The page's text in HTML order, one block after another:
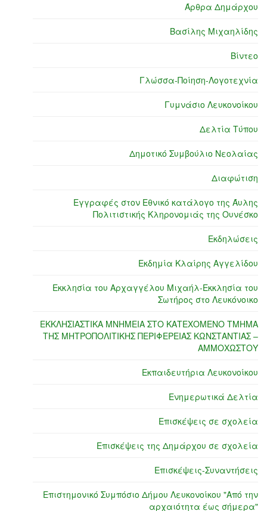
Άρθρα Δημάρχου
Βασίλης Μιχαηλίδης
Βίντεο
Γλώσσα-Ποίηση-Λογοτεχνία
Γυμνάσιο Λευκονοίκου
Δελτία Τύπου
Δημοτικό Συμβούλιο Νεολαίας
Διαφώτιση
Εγγραφές στον Εθνικό κατάλογο της Άυλης
Πολιτιστικής Κληρονομιάς της Ουνέσκο
Εκδηλώσεις
Εκδημία Κλαίρης Αγγελίδου
Εκκλησία του Αρχαγγέλου Μιχαήλ-Εκκλησία του
Σωτήρος στο Λευκόνοικο
ΕΚΚΛΗΣΙΑΣΤΙΚΑ ΜΝΗΜΕΙΑ ΣΤΟ ΚΑΤΕΧΟΜΕΝΟ ΤΜΗΜΑ
ΤΗΣ ΜΗΤΡΟΠΟΛΙΤΙΚΗΣ ΠΕΡΙΦΕΡΕΙΑΣ ΚΩΝΣΤΑΝΤΙΑΣ –
ΑΜΜΟΧΩΣΤΟΥ
Εκπαιδευτήρια Λευκονοίκου
Ενημερωτικά Δελτία
Επισκέψεις σε σχολεία
Επισκέψεις της Δημάρχου σε σχολεία
Επισκέψεις-Συναντήσεις
Επιστημονικό Συμπόσιο Δήμου Λευκονοίκου "Από την
αρχαιότητα έως σήμερα"